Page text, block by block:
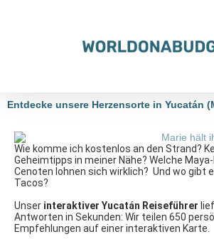
Entdecke unsere Herzensorte in Yucatán
Wie komme ich kostenlos an den Strand?
Geheimtipps in meiner Nähe? Welche
Cenoten lohnen sich wirklich? Und wo gibt
Tacos?
Unser interaktiver Yucatán Reiseführer
Antworten in Sekunden: Wir teilen 650
Empfehlungen auf einer interaktiven Karte.